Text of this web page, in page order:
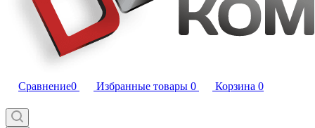
Сравнение0 Избранные товары 0 Корзина 0